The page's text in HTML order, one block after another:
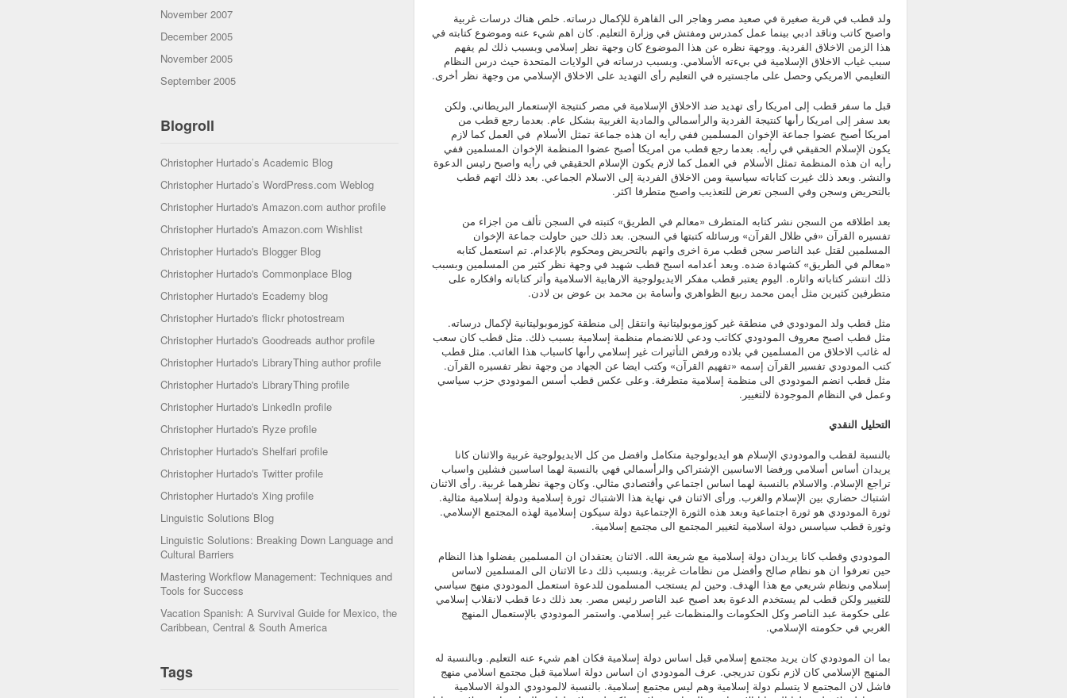
November 2007
December 2005
November 2005
September 2005
Blogroll
Christopher Hurtado’s Academic Blog
Christopher Hurtado’s WordPress.com Weblog
Christopher Hurtado's Amazon.com author profile
Christopher Hurtado's Amazon.com Wishlist
Christopher Hurtado's Blogger Blog
Christopher Hurtado's Commonplace Blog
Christopher Hurtado's Ecademy blog
Christopher Hurtado's flickr photostream
Christopher Hurtado's Goodreads author profile
Christopher Hurtado's LibraryThing author profile
Christopher Hurtado's LibraryThing profile
Christopher Hurtado's LinkedIn profile
Christopher Hurtado's Ryze profile
Christopher Hurtado's Shelfari profile
Christopher Hurtado's Twitter profile
Christopher Hurtado's Xing profile
Linguistic Solutions Blog
Linguistic Solutions: Breaking Down Language and
Cultural Barriers
Mastering Workflow Management: Techniques and
Tools for Success
Vacation Spanish: A Survival Guide for Mexico, the
Caribbean, Central & South America
Tags
ولد قطب في قرية صغيرة في صعيد مصر وهاجر الى القاهرة للإكمال درساته. خلص هناك درسات غربية
واصبح كاتب وناقد ادبي بينما عمل كمدرس ومفتش في وزارة التعليم. كان اهم شيء عنه وموضوع كتابته في
هذا الزمن الاخلاق الفردية. ووجهة نظره عن هذا الموضوع كان وجهة نظر إسلامي وبسبب ذلك لم يفهم
سبب غياب الاخلاق الإسلامية في بيءته الأسلامي. وبسبب درساته في الولايات المتحدة حيث درس النظام
التعليمي الامريكي وحصل على ماجستيره في التعليم رأى التهديد على الاخلاق الإسلامي من وجهة نظر أخرى.
قبل ما سفر قطب إلى امريكا رأى تهديد ضد الاخلاق الإسلامية في مصر كنتيجة الإستعمار البريطاني. ولكن
بعد سفر إلى امريكا رأىها كنتيجة الفردية والرأسمالي والمادية الغربية بشكل عام. بعدما رجع قطب من
امريكا أصبح عضوا جماعة الإخوان المسلمين ففي رأيه ان هذه جماعة تمثل الأسلام في العمل كما لازم
يكون الإسلام الحقيقي في رأيه. بعدما رجع قطب من امريكا أصبح عضوا المنظمة الإخوان المسلمين ففي
رأيه ان هذه المنظمة تمثل الأسلام في العمل كما لازم يكون الإسلام الحقيقي في رأيه واصبح رئيس الدعوة
والنشر. وبعد ذلك غيرت كتاباته سياسية ومن الاخلاق الفردية إلى الاسلام الجماعي. بعد ذلك اتهم قطب
بالتحريض وسجن وفي السجن تعرض للتعذيب واصبح متطرفا اكثر.
بعد اطلاقه من السجن نشر كتابه المتطرف «معالم في الطريق» كتبته في السجن تألف من اجزاء من
تفسيره القرآن «في ظلال القرآن» ورسائله كتبتها في السجن. بعد ذلك حين حاولت جماعة الإخوان
المسلمين لقتل عبد الناصر سجن قطب مرة اخرى واتهم بالتحريض ومحكوم بالإعدام. تم استعمل كتابه
«معالم في الطريق» كشهادة ضده. وبعد أعدامه اسبح قطب شهيد في وجهة نظر كثير من المسلمين وبسبب
ذلك انتشر كتاباته واثاره. اليوم يعتبر قطب مفكر الايديولوجية الارهابية الاسلامية وأثر كتاباته وافكاره على
متطرفين كثيرين مثل أيمن محمد ربيع الظواهري وأسامة بن محمد بن عوض بن لادن.
مثل قطب ولد المودودي في منطقة غير كوزموبوليتانية وانتقل إلى منطقة كوزموبوليتانية لإكمال درساته.
مثل قطب اصبح معروف المودودي ككاتب ودعي للانضمام منظمة إسلامية بسبب ذلك. مثل قطب كان سعب
له غائب الاخلاق من المسلمين في بلاده ورفض التأثيرات غير إسلامي رأىها كاسباب هذا الغائب. مثل قطب
كتب المودودي تفسير القرآن إسمه «تفهيم القرآن» وكتب ايضا عن الجهاد من وجهة نظر تفسيره القرآن.
مثل قطب انضم المودودي الى منظمة إسلامية متطرفة. وعلى عكس قطب أسس المودودي حزب سياسي
وعمل في النظام الموجودة لالتغيير.
التحليل النقدي
بالنسبة لقطب والمودودي الإسلام هو ايديولوجية متكامل وافضل من كل الايديولوجية غربية والاثنان كانا
يريدان أساس أسلامي ورفضا الاساسين الإشتراكي والرأسمالي فهي بالنسبة لهما اساسين فشلين واسباب
تراجع الإسلام. والاسلام بالنسبة لهما اساس اجتماعي وأقتصادي مثالي. وكان وجهة نظرهما غربية. رأى الاثنان
اشتباك حضاري بين الإسلام والغرب. ورأى الاثنان في نهاية هذا الاشتباك ثورة إسلامية ودولة إسلامية مثالية.
ثورة المودودي هو ثورة اجتماعية وبعد هذه الثورة الإجتماعية دولة سيكون إسلامية لهذه المجتمع الإسلامي.
وثورة قطب سياسس دولة اسلامية لتغيير المجتمع الى مجتمع إسلامية.
المودودي وقطب كانا يريدان دولة إسلامية مع شريعة الله. الاثنان يعتقدان ان المسلمين يفضلوا هذا النظام
حين تعرفوا ان هو نظام صالح وأفضل من نظامات غربية. وبسبب ذلك دعا الاثنان الى المسلمين لاساس
إسلامي ونظام شريعي مع هذا الهدف. وحين لم يستجب المسلمون للدعوة استعمل المودودي منهج سياسي
للتغيير ولكن قطب لم يستخدم الدعوة بعد اصبح عبد الناصر رئيس مصر. بعد ذلك دعا قطب لانقلاب إسلامي
على حكومة عبد الناصر وكل الحكومات والمنظمات غير إسلامي. واستمر المودودي بالإستعمال المنهج
الغربي في حكومته الإسلامي.
بما ان المودودي كان يريد مجتمع إسلامي قبل اساس دولة إسلامية فكان اهم شيء عنه التعليم. وبالنسبة له
المنهج الإسلامي كان لازم نكون تدريجي. عرف المودودي ان اساس دولة اسلامية قبل مجتمع اسلامي منهج
فاشل لان المجتمع لا يتسلم دولة إسلامية وهم ليس مجتمع إسلامية. بالنسبة لالمودودي الدولة الاسلامية